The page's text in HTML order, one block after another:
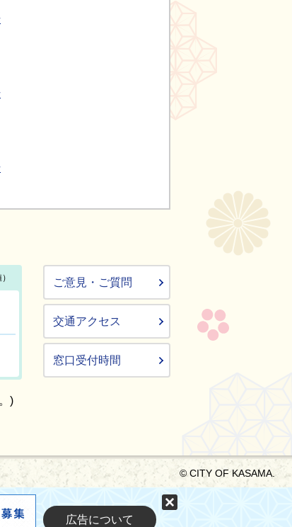
)
ご意見・ご質問
交通アクセス
窓口受付時間
© CITY OF KASAMA.
広告について